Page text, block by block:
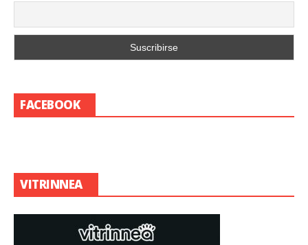
FACEBOOK
VITRINNEA